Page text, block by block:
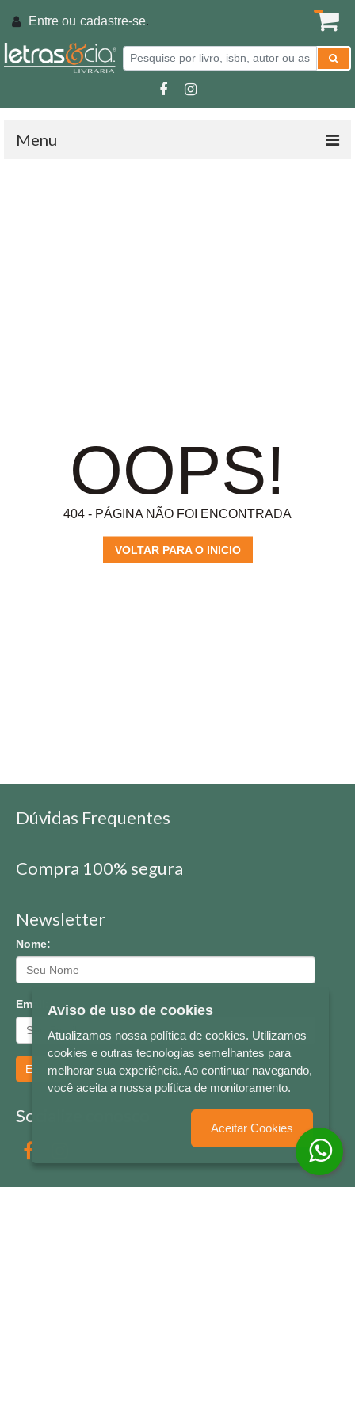
Entre ou cadastre-se.
Menu
OOPS!
404 - PÁGINA NÃO FOI ENCONTRADA
VOLTAR PARA O INICIO
Dúvidas Frequentes
Compra 100% segura
Newsletter
Nome:
Email:
Enviar
Socialize conosco
Aviso de uso de cookies
Atualizamos nossa política de cookies. Utilizamos
cookies e outras tecnologias semelhantes para
melhorar sua experiência. Ao continuar navegando,
você aceita a nossa política de monitoramento.
Aceitar Cookies